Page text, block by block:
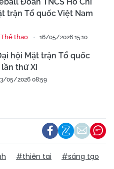
trận Tổ quốc Việt Nam
thao 16/05/2026 15:10
hội Mặt trận Tổ quốc
thứ XI
05/2026 08:59
#thiên tai
#sáng tạo